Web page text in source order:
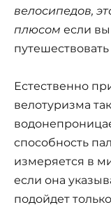
велосипедов,
плюсом если
Естественно
велотуризма
способность
измеряется в
если она
подойдет